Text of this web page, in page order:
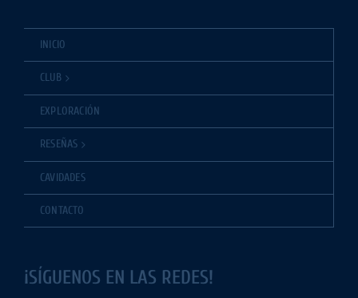
INICIO
CLUB
EXPLORACIÓN
RESEÑAS
CAVIDADES
CONTACTO
¡SÍGUENOS EN LAS REDES!